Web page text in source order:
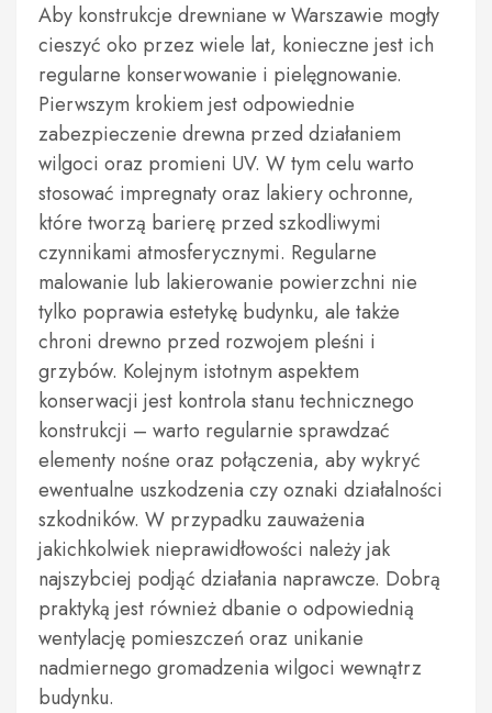
Aby konstrukcje drewniane w Warszawie mogły
cieszyć oko przez wiele lat, konieczne jest ich
regularne konserwowanie i pielęgnowanie.
Pierwszym krokiem jest odpowiednie
zabezpieczenie drewna przed działaniem
wilgoci oraz promieni UV. W tym celu warto
stosować impregnaty oraz lakiery ochronne,
które tworzą barierę przed szkodliwymi
czynnikami atmosferycznymi. Regularne
malowanie lub lakierowanie powierzchni nie
tylko poprawia estetykę budynku, ale także
chroni drewno przed rozwojem pleśni i
grzybów. Kolejnym istotnym aspektem
konserwacji jest kontrola stanu technicznego
konstrukcji – warto regularnie sprawdzać
elementy nośne oraz połączenia, aby wykryć
ewentualne uszkodzenia czy oznaki działalności
szkodników. W przypadku zauważenia
jakichkolwiek nieprawidłowości należy jak
najszybciej podjąć działania naprawcze. Dobrą
praktyką jest również dbanie o odpowiednią
wentylację pomieszczeń oraz unikanie
nadmiernego gromadzenia wilgoci wewnątrz
budynku.